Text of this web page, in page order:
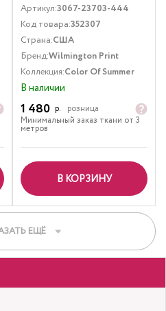
Артикул:3067-23703-444
Код товара:352307
Страна:США
Бренд:Wilmington Print
Коллекция:Color Of Summer
В наличии
1 480 р.
розница
Минимальный заказ ткани от 3
метров
В КОРЗИНУ
ЕЩЁ